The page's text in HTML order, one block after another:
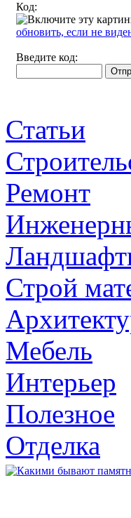
потолок? Это очень
Код:
обновить, если не
Введите код:
Статьи
Ремонт
Строй
Мебель
Интерьер
Полезное
Отделка